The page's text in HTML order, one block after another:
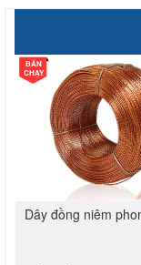
BÁN
CHẠY
Dây đồng niêm